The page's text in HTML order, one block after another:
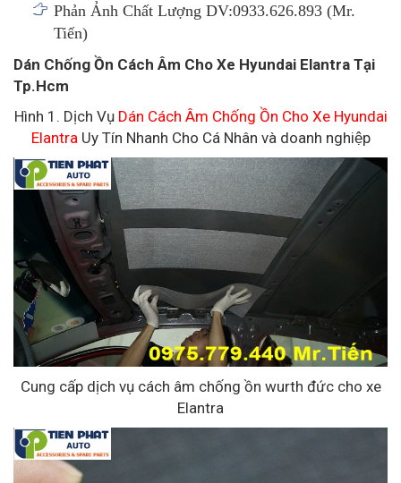
Phản Ảnh Chất Lượng DV:0933.626.893 (Mr.
Tiến)
Dán Chống Ồn Cách Âm Cho Xe Hyundai Elantra Tại
Tp.Hcm
Hình 1. Dịch Vụ Dán Cách Âm Chống Ồn Cho Xe Hyundai
Elantra Uy Tín Nhanh Cho Cá Nhân và doanh nghiệp
Cung cấp dịch vụ cách âm chống ồn wurth đức cho xe
Elantra